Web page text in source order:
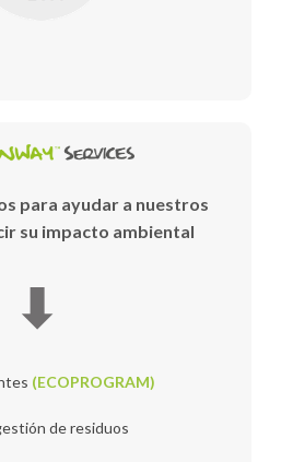
para ayudar a nuestros
su impacto ambiental
⬇
(ECOPROGRAM)
de residuos